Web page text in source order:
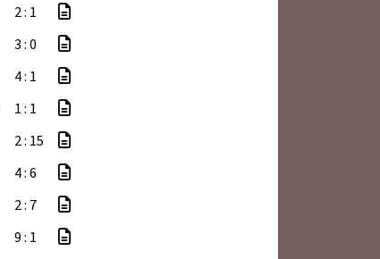
2 : 1
3 : 0
4 : 1
1 : 1
2 : 15
4 : 6
2 : 7
9 : 1